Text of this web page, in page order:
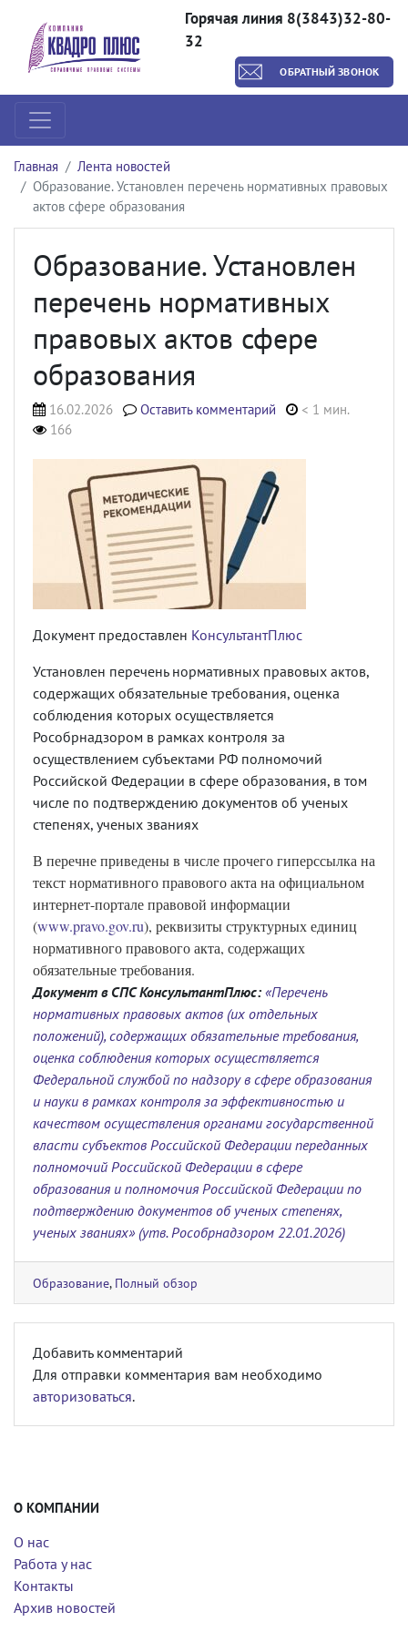
Горячая линия 8(3843)32-80-
32
ОБРАТНЫЙ ЗВОНОК
Главная
Лента новостей
Образование. Установлен перечень нормативных правовых
актов сфере образования
Образование. Установлен
перечень нормативных
правовых актов сфере
образования
16.02.2026 Оставить комментарий
< 1 мин.
166
Документ предоставлен КонсультантПлюс
Установлен перечень нормативных правовых актов,
содержащих обязательные требования, оценка
соблюдения которых осуществляется
Рособрнадзором в рамках контроля за
осуществлением субъектами РФ полномочий
Российской Федерации в сфере образования, в том
числе по подтверждению документов об ученых
степенях, ученых званиях
В перечне приведены в числе прочего гиперссылка на
текст нормативного правового акта на официальном
интернет-портале правовой информации
(www.pravo.gov.ru), реквизиты структурных единиц
нормативного правового акта, содержащих
обязательные требования.
Документ в СПС КонсультантПлюс: «Перечень
нормативных правовых актов (их отдельных
положений), содержащих обязательные требования,
оценка соблюдения которых осуществляется
Федеральной службой по надзору в сфере образования
и науки в рамках контроля за эффективностью и
качеством осуществления органами государственной
власти субъектов Российской Федерации переданных
полномочий Российской Федерации в сфере
образования и полномочия Российской Федерации по
подтверждению документов об ученых степенях,
ученых званиях» (утв. Рособрнадзором 22.01.2026)
Образование, Полный обзор
Добавить комментарий
Для отправки комментария вам необходимо
авторизоваться.
О КОМПАНИИ
О нас
Работа у нас
Контакты
Архив новостей